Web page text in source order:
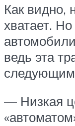
Как видно,
хватает.
ведь эта
— Низкая